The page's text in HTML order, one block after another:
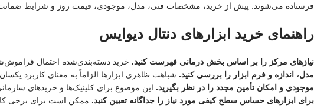
فرستاده می‌شوند. پیش از خرید، مشخصات فنی، مدل، موجودی، قیمت روز و شرایط
راهنمای خرید ابزارهای دنتال دیوایس
نیازهای مرکز را بر اساس بخش درمانی فهرست کنید. خرید دسته‌بندی‌شده احتمال
مدل، اندازه و فرم ابزار را بررسی کنید. شباهت ظاهری ابزارها الزاماً به معنای کاربرد
موجودی و امکان تأمین مجدد را در نظر بگیرید. این موضوع برای کلینیک‌ها و خریدهای
برای ابزارهای حساس سطح کیفی مورد نیاز را جداگانه تعیین کنید. ممکن است برای برخی